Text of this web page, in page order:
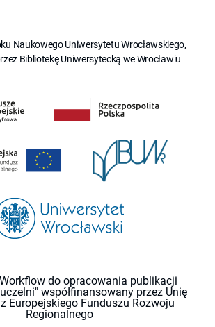
Naukowego Uniwersytetu Wrocławskiego,
Bibliotekę Uniwersytecką we Wrocławiu
do opracowania publikacji
współfinansowany przez Unię
Europejskiego Funduszu Rozwoju
Regionalnego